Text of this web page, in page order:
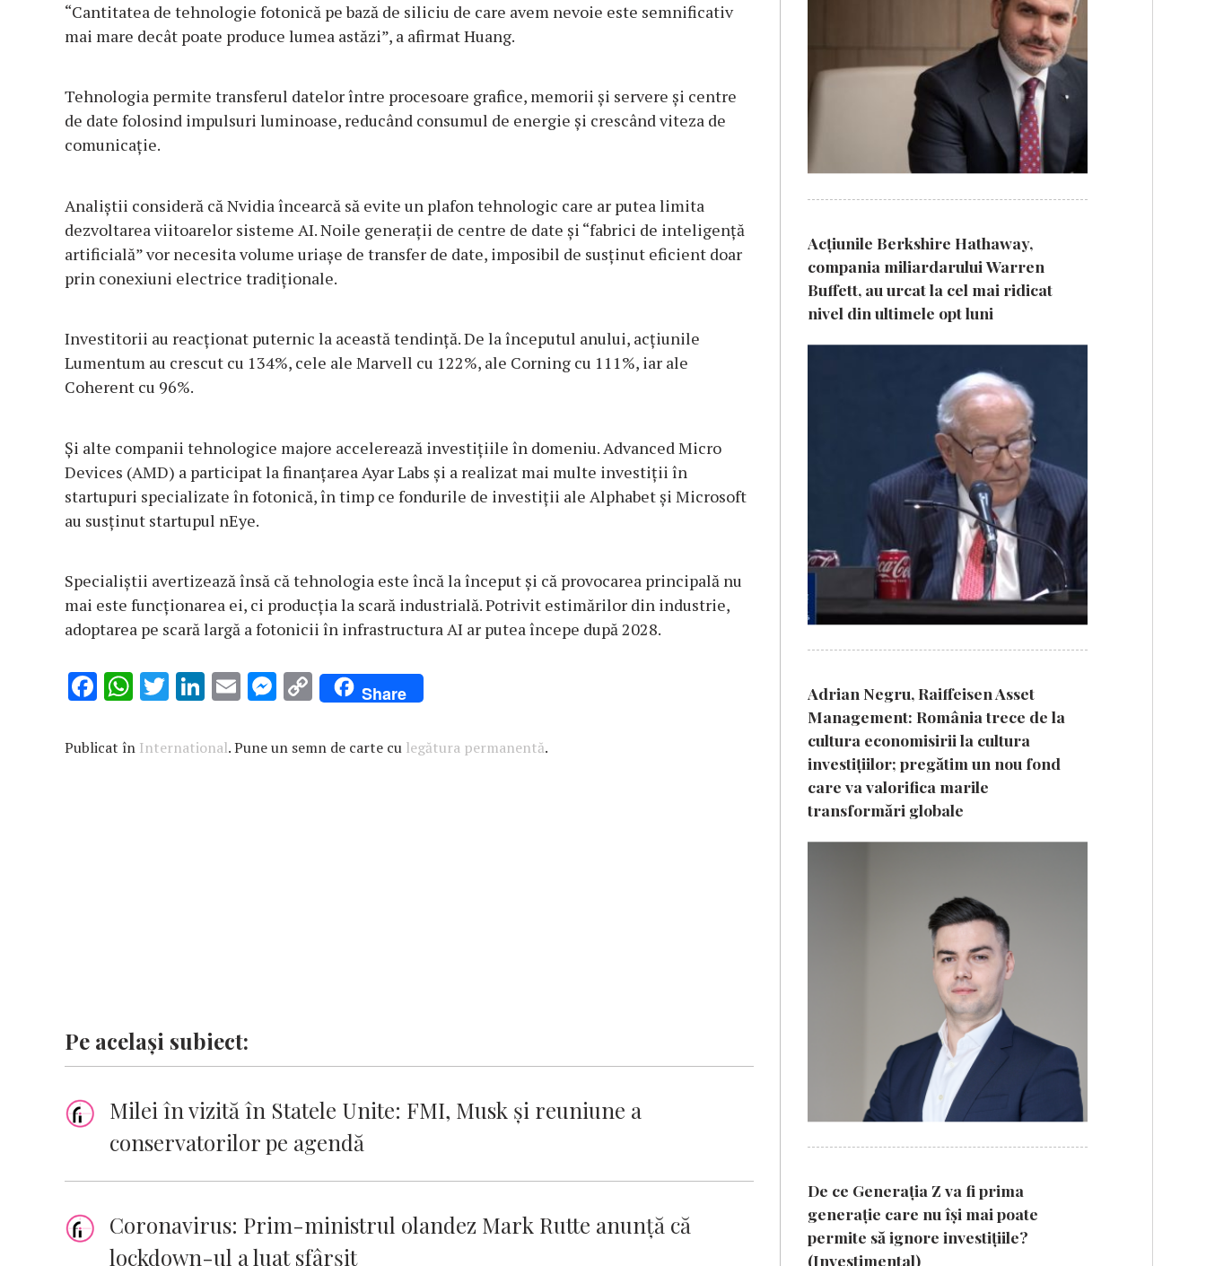
“Cantitatea de tehnologie fotonică pe bază de siliciu de care avem nevoie este semnificativ
mai mare decât poate produce lumea astăzi”, a afirmat Huang.
Tehnologia permite transferul datelor între procesoare grafice, memorii şi servere şi centre
de date folosind impulsuri luminoase, reducând consumul de energie şi crescând viteza de
comunicaţie.
Analiştii consideră că Nvidia încearcă să evite un plafon tehnologic care ar putea limita
dezvoltarea viitoarelor sisteme AI. Noile generaţii de centre de date şi “fabrici de inteligenţă
artificială” vor necesita volume uriaşe de transfer de date, imposibil de susţinut eficient doar
prin conexiuni electrice tradiţionale.
Investitorii au reacţionat puternic la această tendinţă. De la începutul anului, acţiunile
Lumentum au crescut cu 134%, cele ale Marvell cu 122%, ale Corning cu 111%, iar ale
Coherent cu 96%.
Şi alte companii tehnologice majore accelerează investiţiile în domeniu. Advanced Micro
Devices (AMD) a participat la finanţarea Ayar Labs şi a realizat mai multe investiţii în
startupuri specializate în fotonică, în timp ce fondurile de investiţii ale Alphabet şi Microsoft
au susţinut startupul nEye.
Specialiştii avertizează însă că tehnologia este încă la început şi că provocarea principală nu
mai este funcţionarea ei, ci producţia la scară industrială. Potrivit estimărilor din industrie,
adoptarea pe scară largă a fotonicii în infrastructura AI ar putea începe după 2028.
F
e
W
at
T
it
Li
k
E
ai
M
se
C
o
p
Share
Publicat în International. Pune un semn de carte cu legătura permanentă.
Pe același subiect:
Milei în vizită în Statele Unite: FMI, Musk şi reuniune a
conservatorilor pe agendă
Coronavirus: Prim-ministrul olandez Mark Rutte anunţă că
lockdown-ul a luat sfârşit
Acțiunile Berkshire Hathaway,
compania miliardarului Warren
Buffett, au urcat la cel mai ridicat
nivel din ultimele opt luni
Adrian Negru, Raiffeisen Asset
Management: România trece de la
cultura economisirii la cultura
investițiilor; pregătim un nou fond
care va valorifica marile
transformări globale
De ce Generația Z va fi prima
generație care nu își mai poate
permite să ignore investițiile?
(Investimental)